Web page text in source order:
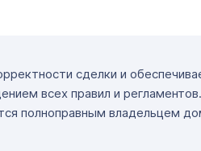
сделки и
всех правил и
полноправным владельцем